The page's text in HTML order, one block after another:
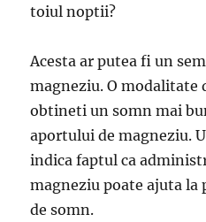
toiul noptii?
Acesta ar putea fi un
magneziu. O modalitate
obtineti un somn mai
aportului de magneziu.
indica faptul ca
magneziu poate ajuta
de somn.